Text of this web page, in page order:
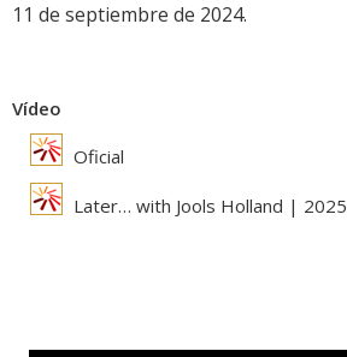
11 de septiembre de 2024.
Vídeo
Oficial
Later… with Jools Holland | 2025